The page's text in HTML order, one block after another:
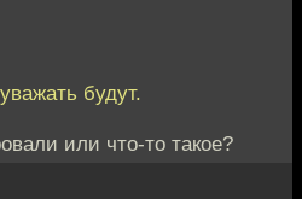
будут.
или что-то такое?